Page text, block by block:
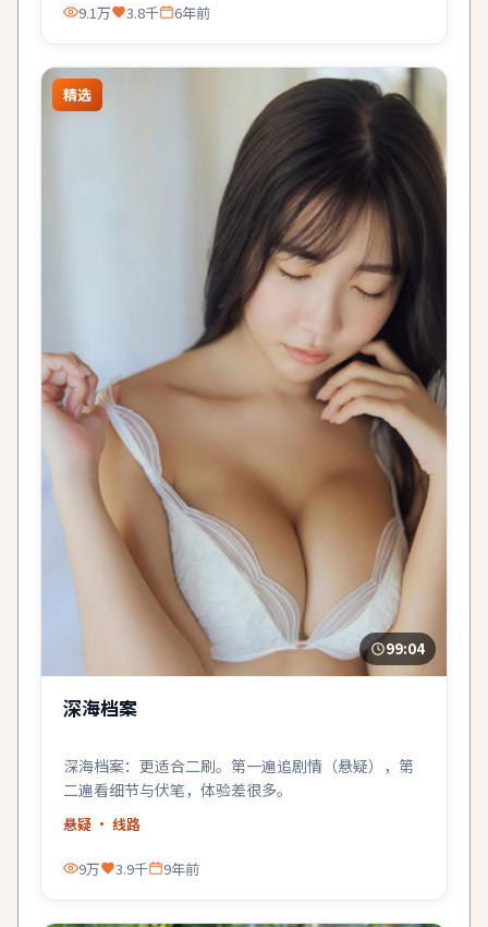
9.1万 3.8千 6年前
精选
99:04
深海档案
深海档案：更适合二刷。第一遍追剧情（悬疑），第
二遍看细节与伏笔，体验差很多。
悬疑 · 线路
9万 3.9千 9年前